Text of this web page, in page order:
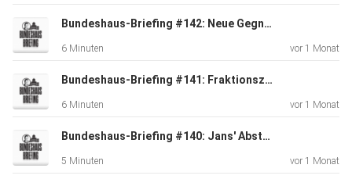
Bundeshaus-Briefing #142: Neue Gegner der Rahmenverträge, Ständemehr, Versorgungssicherheit
6 Minuten vor 1 Monat
Bundeshaus-Briefing #141: Fraktionszwang in der SVP und der SP, Bagatellgebühr, PFAS-Chemikalien
6 Minuten vor 1 Monat
Bundeshaus-Briefing #140: Jans' Abstimmungskampf, Atomkraft, Asylpolitik
5 Minuten vor 1 Monat